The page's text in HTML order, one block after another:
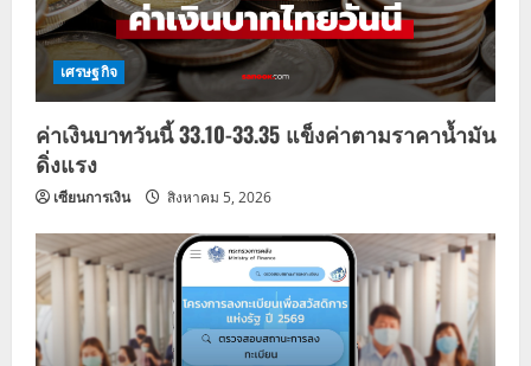
เศรษฐกิจ
ค่าเงินบาทวันนี้ 33.10-33.35 แข็งค่าตามราคาน้ำมัน
ดิ่งแรง
เซียนการเงิน สิงหาคม 5, 2026